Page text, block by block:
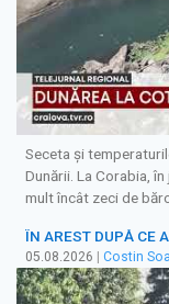
Seceta și
Dunării. La Corabia,
mult încât zeci de
ÎN AREST DUPĂ CE
05.08.2026 Costin